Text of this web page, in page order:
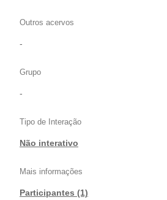
Outros acervos
-
Grupo
-
Tipo de Interação
Não interativo
Mais informações
Participantes (1)